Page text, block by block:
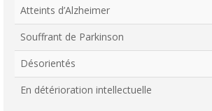
Atteints d’Alzheimer
Souffrant de Parkinson
Désorientés
En détérioration intellectuelle